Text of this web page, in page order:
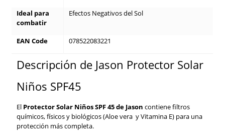
Ideal para
combatir
Efectos Negativos del Sol
EAN Code 078522083221
Descripción de Jason Protector Solar
Niños SPF45
El Protector Solar Niños SPF 45 de Jason contiene filtros
químicos, físicos y biológicos (Aloe vera yVitamina E) para una
protección más completa.